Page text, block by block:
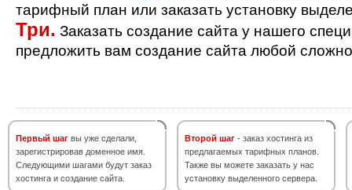
тарифный план или заказать установку
Три. Заказать создание сайта у нашего
предложить вам создание сайта любой
Первый шаг вы уже сделали,
зарегистрировав доменное имя.
Следующими шагами будут заказ
хостинга и создание сайта.
Второй шаг - заказ хостинга из
предлагаемых тарифных планов.
Также вы можете заказать у нас
установку выделенного сервера.